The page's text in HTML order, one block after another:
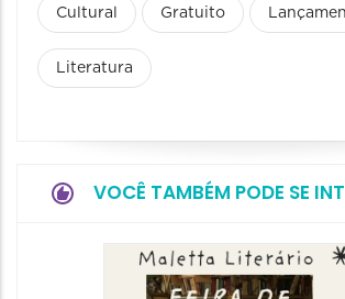
Cultural Gratuito
Literatura
VOCÊ TAMBÉM PODE SE